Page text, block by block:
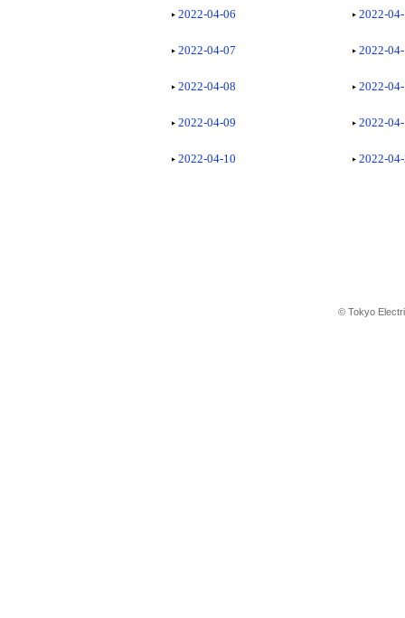
2022-04-06 2022-
2022-04-07 2022-
2022-04-08 2022-
2022-04-09 2022-
2022-04-10 2022-
© Tokyo